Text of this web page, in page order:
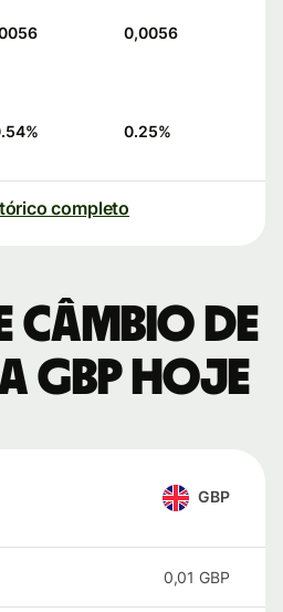
0,0056
% 0.25%
completo
câmbio de
GBP hoje
GBP
0,01 GBP